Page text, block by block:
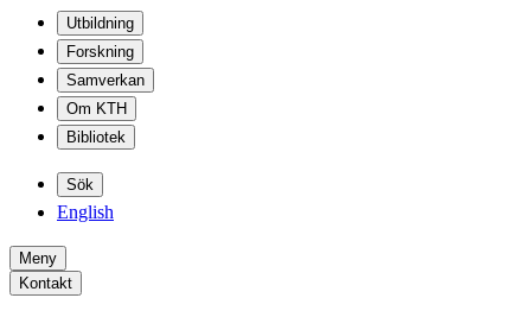
Utbildning
Forskning
Samverkan
Om KTH
Bibliotek
Sök
English
Meny
Kontakt